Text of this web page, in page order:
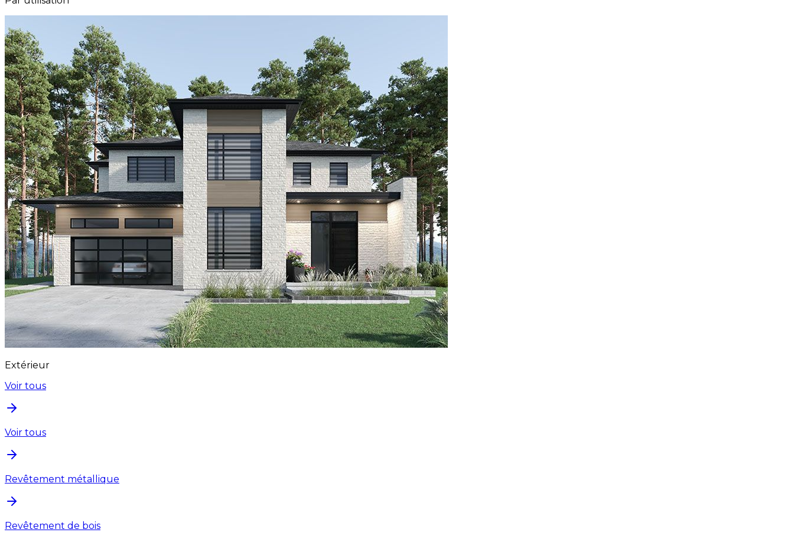
Extérieur
Voir tous
Voir tous
Revêtement métallique
Revêtement de bois